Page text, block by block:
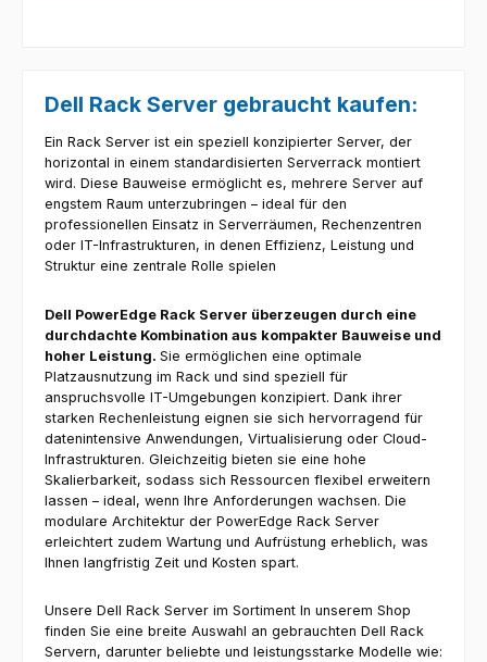
Dell Rack Server gebraucht kaufen:
Ein Rack Server ist ein speziell konzipierter Server, der
horizontal in einem standardisierten Serverrack montiert
wird. Diese Bauweise ermöglicht es, mehrere Server auf
engstem Raum unterzubringen – ideal für den
professionellen Einsatz in Serverräumen, Rechenzentren
oder IT-Infrastrukturen, in denen Effizienz, Leistung und
Struktur eine zentrale Rolle spielen
Dell PowerEdge Rack Server überzeugen durch eine
durchdachte Kombination aus kompakter Bauweise und
hoher Leistung. Sie ermöglichen eine optimale
Platzausnutzung im Rack und sind speziell für
anspruchsvolle IT-Umgebungen konzipiert. Dank ihrer
starken Rechenleistung eignen sie sich hervorragend für
datenintensive Anwendungen, Virtualisierung oder Cloud-
Infrastrukturen. Gleichzeitig bieten sie eine hohe
Skalierbarkeit, sodass sich Ressourcen flexibel erweitern
lassen – ideal, wenn Ihre Anforderungen wachsen. Die
modulare Architektur der PowerEdge Rack Server
erleichtert zudem Wartung und Aufrüstung erheblich, was
Ihnen langfristig Zeit und Kosten spart.
Unsere Dell Rack Server im Sortiment In unserem Shop
finden Sie eine breite Auswahl an gebrauchten Dell Rack
Servern, darunter beliebte und leistungsstarke Modelle wie: